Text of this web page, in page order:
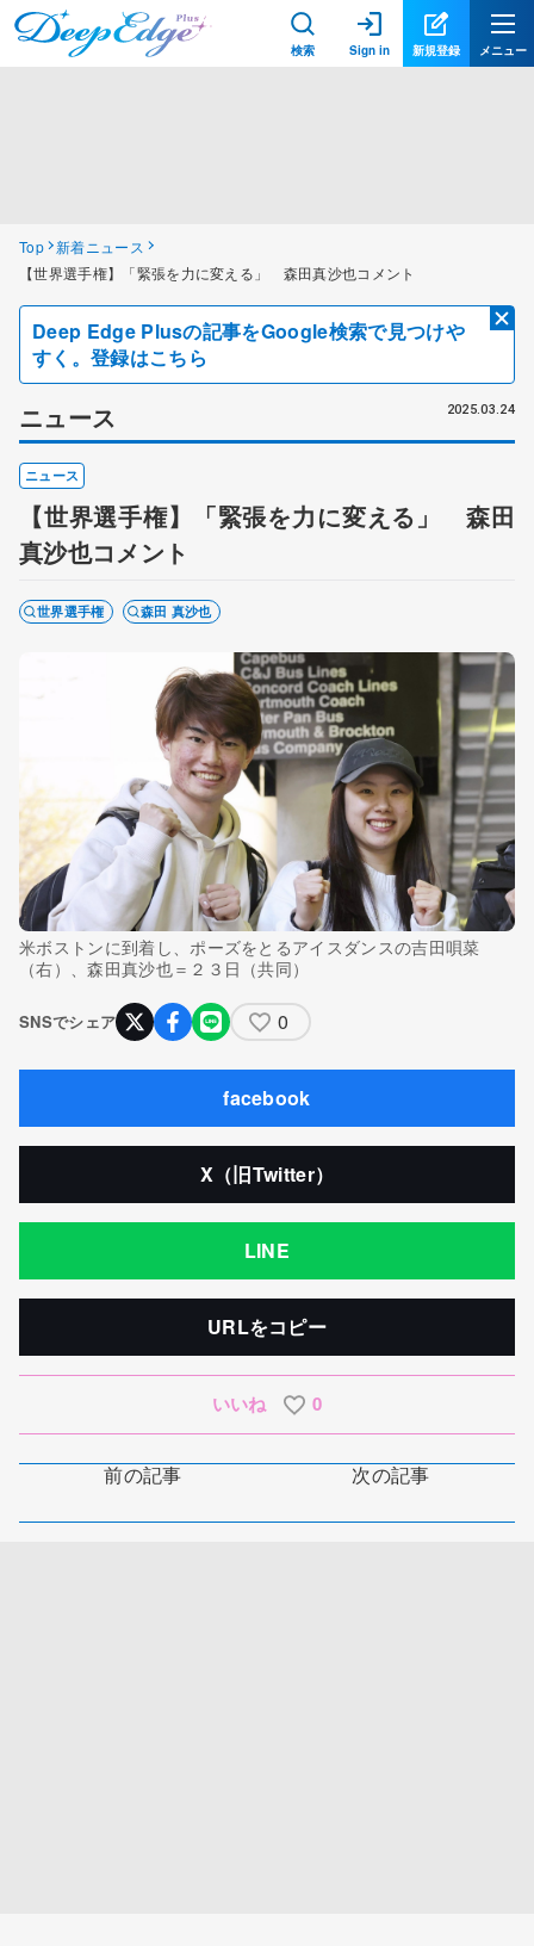
検索 Sign in 新規登録 メニュー
Top 新着ニュース
【世界選手権】「緊張を力に変える」 森田真沙也コメント
Deep Edge Plusの記事をGoogle検索で見つけや
すく。登録はこちら
ニュース 2025.03.24
ニュース
【世界選手権】「緊張を力に変える」 森田
真沙也コメント
世界選手権 森田 真沙也
米ボストンに到着し、ポーズをとるアイスダンスの吉田唄菜
（右）、森田真沙也＝２３日（共同）
SNSでシェア 0
facebook
X（旧Twitter）
LINE
URLをコピー
いいね 0
前の記事 次の記事